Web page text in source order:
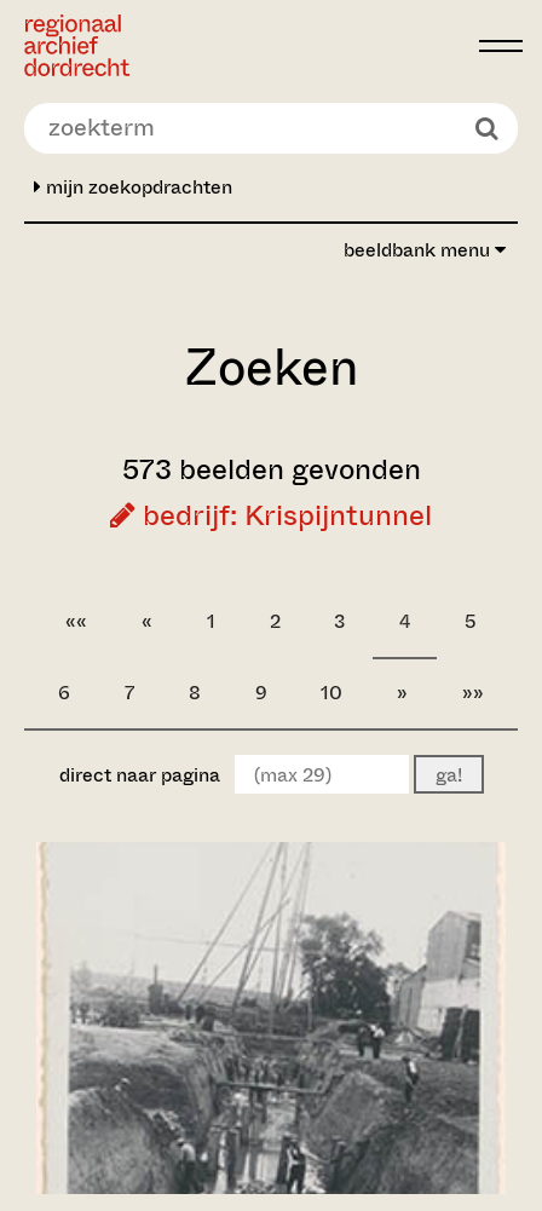
Ga direct naar de inhoud
mijn zoekopdrachten
beeldbank menu
Zoeken
573 beelden gevonden
bedrijf: Krispijntunnel
«« « 1 2 3 4 5
6 7 8 9 10 » »»
direct naar pagina ga!